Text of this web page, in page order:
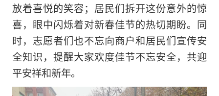
放着喜悦的笑容；居民们拆开这份意外的惊
喜，眼中闪烁着对新春佳节的热切期盼。同
时，志愿者们也不忘向商户和居民们宣传安
全知识，提醒大家欢度佳节不忘安全，共迎
平安祥和新年。